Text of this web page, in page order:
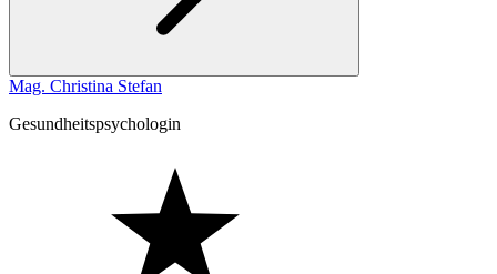
Mag. Christina Stefan
Gesundheitspsychologin